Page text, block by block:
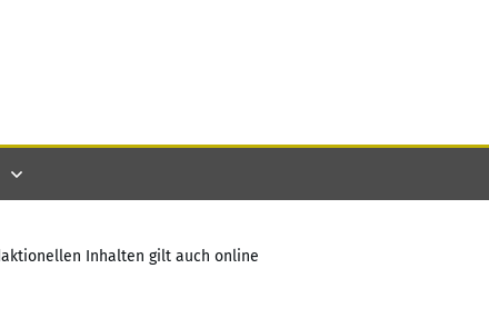
Inhalten gilt auch online